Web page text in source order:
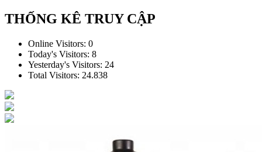
THỐNG KÊ TRUY CẬP
Online Visitors: 0
Today's Visitors: 8
Yesterday's Visitors: 24
Total Visitors: 24.838